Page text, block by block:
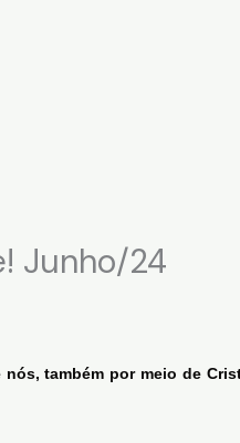
Junho/24
também por meio de